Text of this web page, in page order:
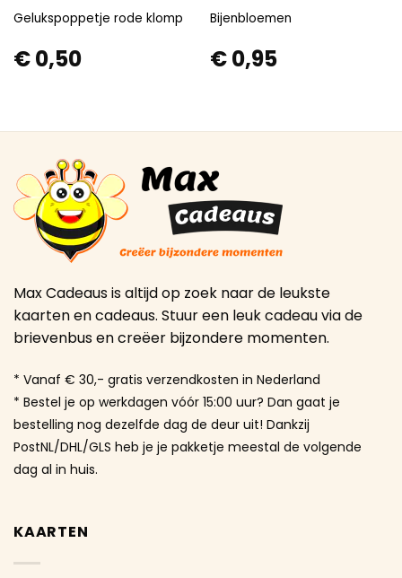
Gelukspoppetje rode klomp
€0,50
Bijenbloemen
€0,95
Max Cadeaus is altijd op zoek naar de leukste
kaarten en cadeaus. Stuur een leuk cadeau via de
brievenbus en creëer bijzondere momenten.
* Vanaf € 30,- gratis verzendkosten in Nederland
* Bestel je op werkdagen vóór 15:00 uur? Dan gaat je
bestelling nog dezelfde dag de deur uit! Dankzij
PostNL/DHL/GLS heb je je pakketje meestal de volgende
dag al in huis.
KAARTEN